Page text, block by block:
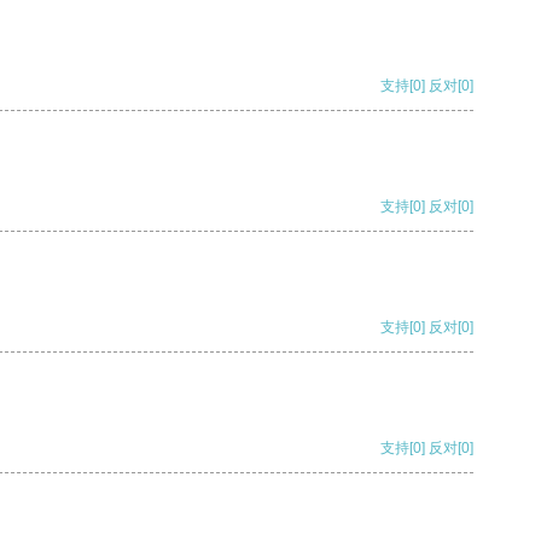
支持[0] 反对[0]
支持[0] 反对[0]
支持[0] 反对[0]
支持[0] 反对[0]